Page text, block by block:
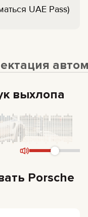
UAE Pass)
выхлопа
Porsche